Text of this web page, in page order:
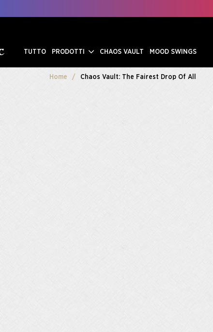
TUTTO PRODOTTI CHAOS VAULT MOOD SWINGS
Home Chaos Vault: The Fairest Drop Of All